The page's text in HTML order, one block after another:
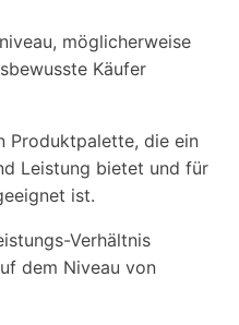
möglicherweise
Käufer
Produktpalette, die ein
Leistung bietet und für
ist.
Verhältnis
dem Niveau von